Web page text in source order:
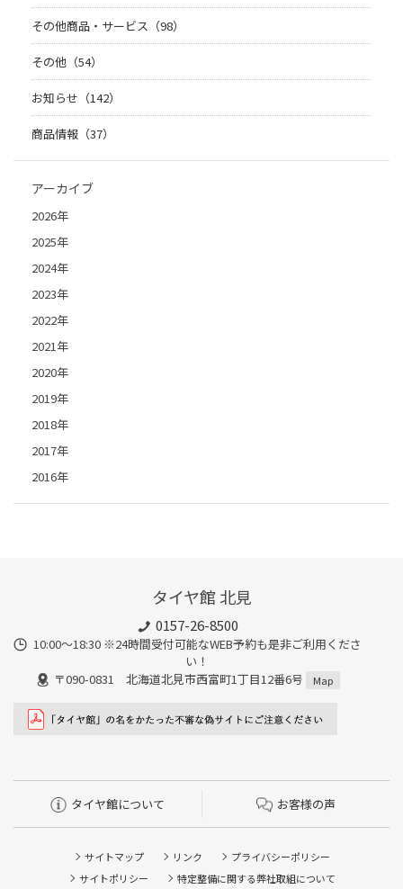
その他商品・サービス（98）
その他（54）
お知らせ（142）
商品情報（37）
アーカイブ
2026年
2025年
2024年
2023年
2022年
2021年
2020年
2019年
2018年
2017年
2016年
タイヤ館 北見
0157-26-8500
10:00～18:30 ※24時間受付可能なWEB予約も是非ご利用くださ
い！
〒090-0831 北海道北見市西富町1丁目12番6号
Map
タイヤ館について お客様の声
サイトマップ リンク
プライバシーポリシー
サイトポリシー
特定整備に関する弊社取組について